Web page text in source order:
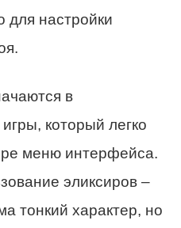
для настройки
в
который легко
меню интерфейса.
эликсиров –
тонкий характер, но